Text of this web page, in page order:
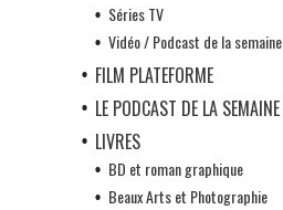
Séries TV
Vidéo / Podcast de la semaine
FILM PLATEFORME
LE PODCAST DE LA SEMAINE
LIVRES
BD et roman graphique
Beaux Arts et Photographie